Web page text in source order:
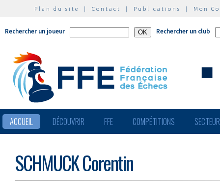
Plan du site | Contact | Publications | Mon
Rechercher un joueur Rechercher un club
ACCUEIL DÉCOUVRIR FFE COMPÉTITIONS
SCHMUCK Corentin